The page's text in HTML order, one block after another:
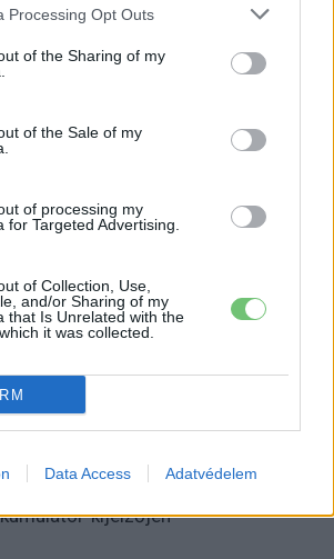
Processing Opt Outs
of the Sharing of my
of the Sale of my
of processing my
for Targeted Advertising.
of Collection, Use,
and/or Sharing of my
that Is Unrelated with the
it was collected.
Data Access Adatvédelem
autókat és a modern technológiát!
TÖBB A SZERZŐTŐL
szigorú határt szabott: legfeljebb
kijelzőjén